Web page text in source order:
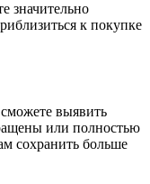
значительно
к покупке
выявить
или полностью
сохранить больше